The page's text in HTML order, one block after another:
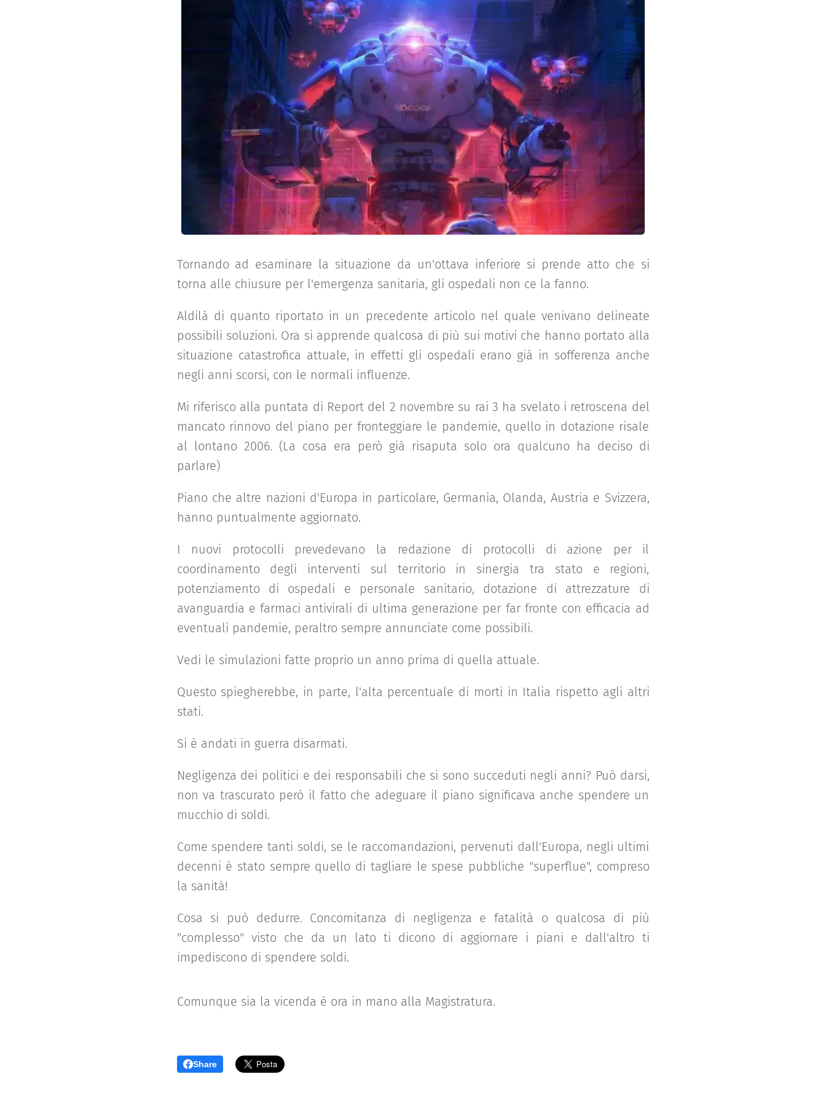
Tornando ad esaminare la situazione da un'ottava inferiore si prende atto che si
torna alle chiusure per l'emergenza sanitaria, gli ospedali non ce la fanno.
Aldilà di quanto riportato in un precedente articolo nel quale venivano delineate
possibili soluzioni. Ora si apprende qualcosa di più sui motivi che hanno portato alla
situazione catastrofica attuale, in effetti gli ospedali erano già in sofferenza anche
negli anni scorsi, con le normali influenze.
Mi riferisco alla puntata di Report del 2 novembre su rai 3 ha svelato i retroscena del
mancato rinnovo del piano per fronteggiare le pandemie, quello in dotazione risale
al lontano 2006. (La cosa era però già risaputa solo ora qualcuno ha deciso di
parlare)
Piano che altre nazioni d'Europa in particolare, Germania, Olanda, Austria e Svizzera,
hanno puntualmente aggiornato.
I nuovi protocolli prevedevano la redazione di protocolli di azione per il
coordinamento degli interventi sul territorio in sinergia tra stato e regioni,
potenziamento di ospedali e personale sanitario, dotazione di attrezzature di
avanguardia e farmaci antivirali di ultima generazione per far fronte con efficacia ad
eventuali pandemie, peraltro sempre annunciate come possibili.
Vedi le simulazioni fatte proprio un anno prima di quella attuale.
Questo spiegherebbe, in parte, l'alta percentuale di morti in Italia rispetto agli altri
stati.
Si è andati in guerra disarmati.
Negligenza dei politici e dei responsabili che si sono succeduti negli anni? Può darsi,
non va trascurato però il fatto che adeguare il piano significava anche spendere un
mucchio di soldi.
Come spendere tanti soldi, se le raccomandazioni, pervenuti dall'Europa, negli ultimi
decenni è stato sempre quello di tagliare le spese pubbliche "superflue", compreso
la sanità!
Cosa si può dedurre. Concomitanza di negligenza e fatalità o qualcosa di più
"complesso" visto che da un lato ti dicono di aggiornare i piani e dall'altro ti
impediscono di spendere soldi.
Comunque sia la vicenda è ora in mano alla Magistratura.
Share